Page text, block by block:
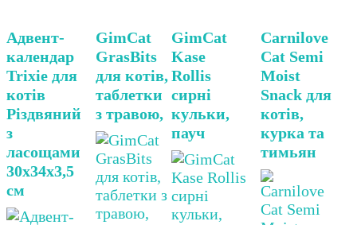
Адвент-
календар
Trixie для
котів
Різдвяний
з
ласощами
30х34х3,5
см
GimCat
GrasBits
для котів,
таблетки
з травою,
GimCat
Kase
Rollis
сирні
кульки,
пауч
Carnilove
Cat Semi
Moist
Snack для
котів,
курка та
тимьян